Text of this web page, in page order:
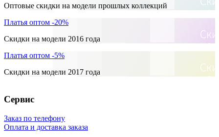
Оптовые скидки на модели прошлых коллекций
Платья оптом -20%
Скидки на модели 2016 года
Платья оптом -5%
Скидки на модели 2017 года
Сервис
Заказ по телефону
Оплата и доставка заказа